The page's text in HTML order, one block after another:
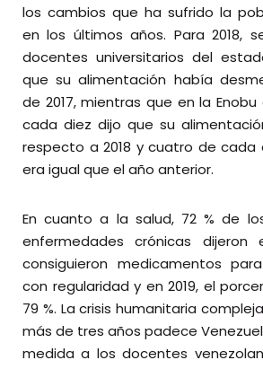
los cambios que ha sufrido la
en los últimos años. Para 2018,
docentes universitarios del
que su alimentación había
de 2017, mientras que en la Enobu
cada diez dijo que su
respecto a 2018 y cuatro de cada
era igual que el año anterior.
En cuanto a la salud, 72 % de
enfermedades crónicas dijeron
consiguieron medicamentos
con regularidad y en 2019, el
79 %. La crisis humanitaria
más de tres años padece
medida a los docentes